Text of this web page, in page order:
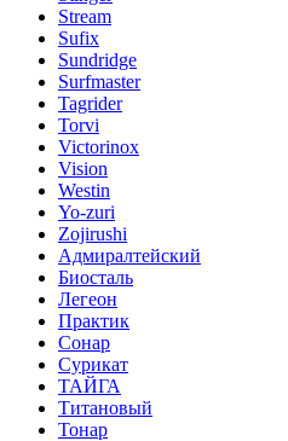
Stream
Sufix
Sundridge
Surfmaster
Tagrider
Torvi
Victorinox
Vision
Westin
Yo-zuri
Zojirushi
Адмиралтейский
Биосталь
Легеон
Практик
Сонар
Сурикат
ТАЙГА
Титановый
Тонар